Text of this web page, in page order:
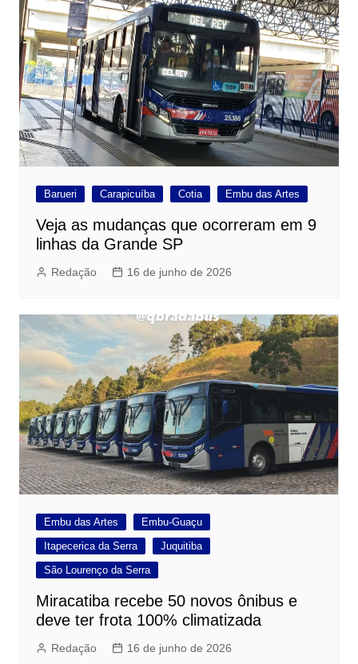
Barueri Carapicuíba Cotia Embu das Artes
Veja as mudanças que ocorreram em 9
linhas da Grande SP
Redação 16 de junho de 2026
Embu das Artes
Embu-Guaçu
Itapecerica da Serra
Juquitiba
São Lourenço da Serra
Miracatiba recebe 50 novos ônibus e
deve ter frota 100% climatizada
Redação 16 de junho de 2026